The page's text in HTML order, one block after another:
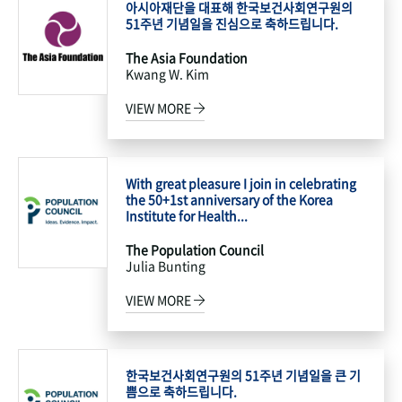
아시아재단을 대표해 한국보건사회연구원의
51주년 기념일을 진심으로 축하드립니다.
The Asia Foundation
Kwang W. Kim
VIEW MORE
With great pleasure I join in celebrating
the 50+1st anniversary of the Korea
Institute for Health...
The Population Council
Julia Bunting
VIEW MORE
한국보건사회연구원의 51주년 기념일을 큰 기
쁨으로 축하드립니다.